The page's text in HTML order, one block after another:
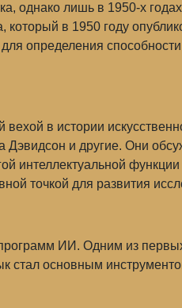
однако лишь в 1950-х
в 1950 году
определения
в истории
и другие. Они
интеллектуальной
точкой для развития
ИИ. Одним из
стал основным